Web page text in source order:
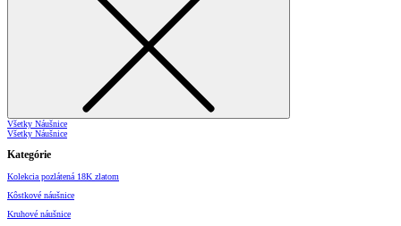
Všetky Náušnice
Všetky Náušnice
Kategórie
Kolekcia pozlátená 18K zlatom
Kôstkové náušnice
Kruhové náušnice